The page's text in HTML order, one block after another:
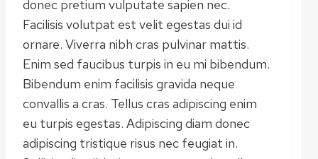
donec pretium vulputate sapien nec.
Facilisis volutpat est velit egestas dui id
ornare. Viverra nibh cras pulvinar mattis.
Enim sed faucibus turpis in eu mi bibendum.
Bibendum enim facilisis gravida neque
convallis a cras. Tellus cras adipiscing enim
eu turpis egestas. Adipiscing diam donec
adipiscing tristique risus nec feugiat in.